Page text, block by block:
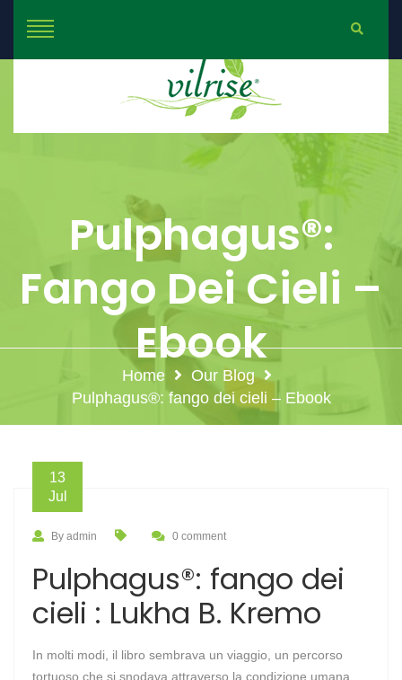
Pulphagus®:
Fango Dei Cieli –
Ebook
Home
Our Blog
Pulphagus®: fango dei cieli – Ebook
13
Jul
By admin 0 comment
Pulphagus®: fango dei
cieli : Lukha B. Kremo
In molti modi, il libro sembrava un viaggio, un percorso
tortuoso che si snodava attraverso la condizione umana,